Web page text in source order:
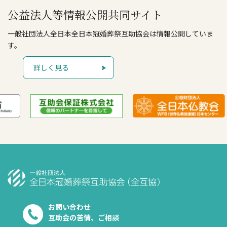
公益法人等情報公開共同サイト
一般社団法人全日本全日本冠婚葬祭互助協会は情報公開していま
す。
詳しく見る
お問い合わせ
互助会の苦情、ご相談